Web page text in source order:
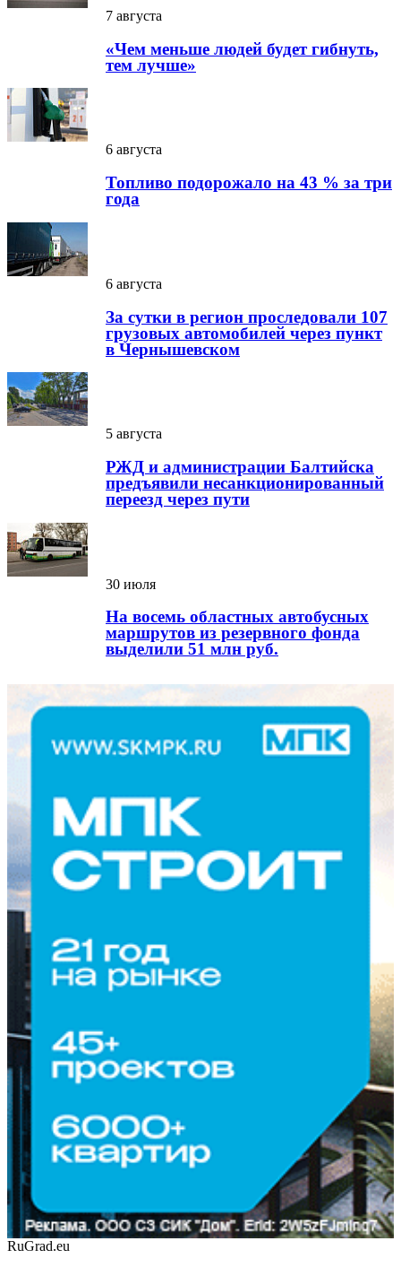
7 августа
«Чем меньше людей будет гибнуть,
тем лучше»
6 августа
Топливо подорожало на 43 % за три
года
6 августа
За сутки в регион проследовали 107
грузовых автомобилей через пункт
в Чернышевском
5 августа
РЖД и администрации Балтийска
предъявили несанкционированный
переезд через пути
30 июля
На восемь областных автобусных
маршрутов из резервного фонда
выделили 51 млн руб.
RuGrad.eu